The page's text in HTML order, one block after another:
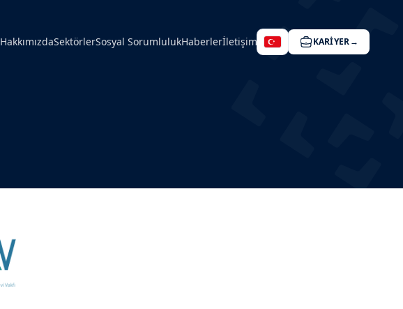
HakkımızdaSektörlerSosyal SorumlulukHaberlerİletişim KARIYER→